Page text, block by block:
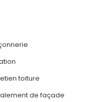
toiture
de façade